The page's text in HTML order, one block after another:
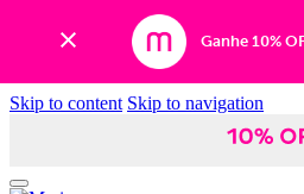
Ganhe 10%
Skip to content Skip to navigation